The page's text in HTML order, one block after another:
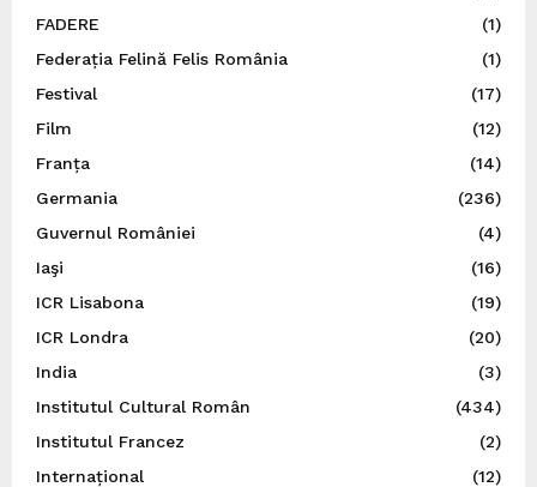
FADERE
(1)
Federația Felină Felis România
(1)
Festival
(17)
Film
(12)
Franța
(14)
Germania
(236)
Guvernul României
(4)
Iaşi
(16)
ICR Lisabona
(19)
ICR Londra
(20)
India
(3)
Institutul Cultural Român
(434)
Institutul Francez
(2)
Internațional
(12)